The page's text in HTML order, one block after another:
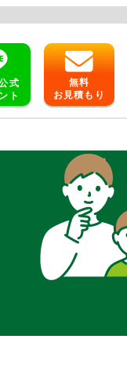
式
ト
無料
お見積もり